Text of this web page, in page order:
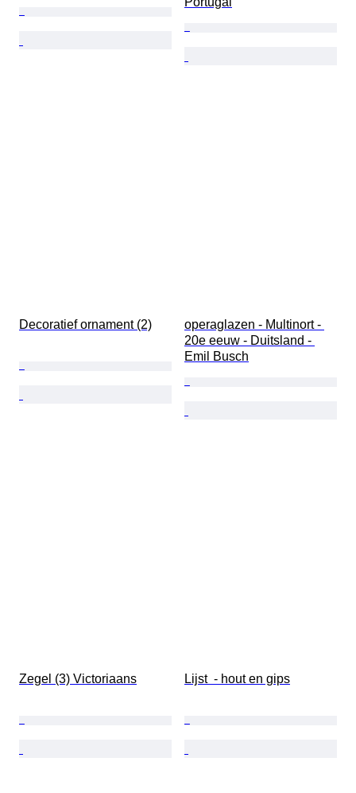
Decoratief ornament (2)
operaglazen - Multinort -
20e eeuw - Duitsland -
Emil Busch
Zegel (3) Victoriaans Lijst  - hout en gips